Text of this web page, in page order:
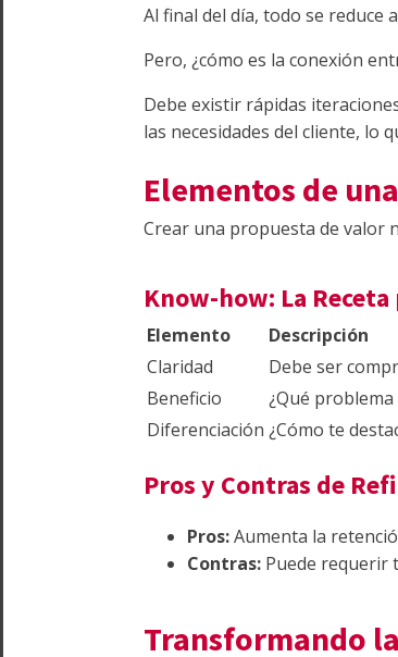
Al final del día, todo se reduce
Pero, ¿cómo es la conexión
Debe existir rápidas
las necesidades del cliente, lo
Elementos de
Crear una propuesta de valor
Know-how: La
Elemento
Descripción
Claridad
Debe ser
Beneficio
¿Qué problema
Diferenciación ¿Cómo te
Pros y Contras de
Pros:Aumenta la
Contras: Puede requerir
Transformando